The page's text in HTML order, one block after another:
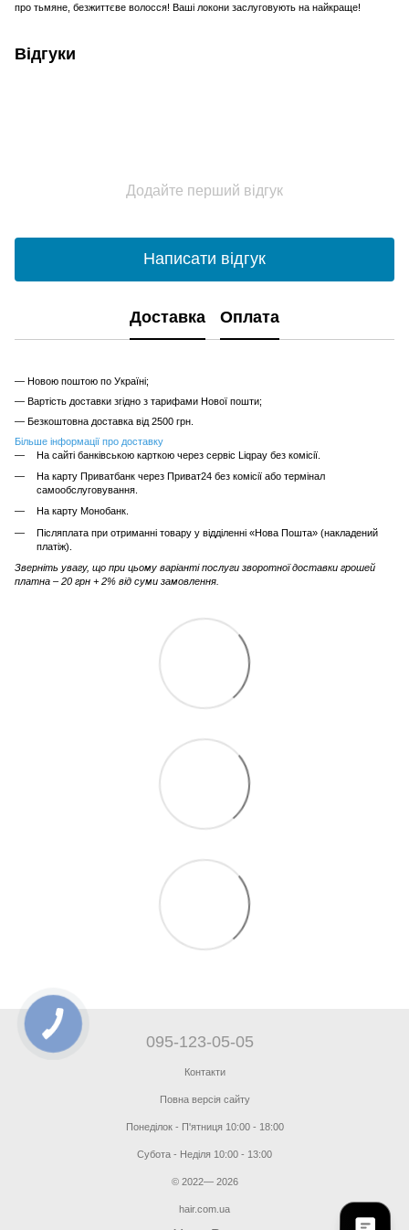
про тьмяне, безжиттєве волосся! Ваші локони заслуговують на найкраще!
Відгуки
Додайте перший відгук
Написати відгук
Доставка Оплата
— Новою поштою по Україні;
— Вартість доставки згідно з тарифами Нової пошти;
— Безкоштовна доставка від 2500 грн.
Більше інформації про доставку
На сайті банківською карткою через сервіс Liqpay без комісії.
На карту Приватбанк через Приват24 без комісії або термінал
самообслуговування.
На карту Монобанк.
Післяплата при отриманні товару у відділенні «Нова Пошта» (накладений
платіж).
Зверніть увагу, що при цьому варіанті послуги зворотної доставки грошей
платна – 20 грн + 2% від суми замовлення.
095-123-05-05
Контакти
Повна версія сайту
Понеділок - П'ятниця 10:00 - 18:00
Субота - Неділя 10:00 - 13:00
© 2022— 2026
hair.com.ua